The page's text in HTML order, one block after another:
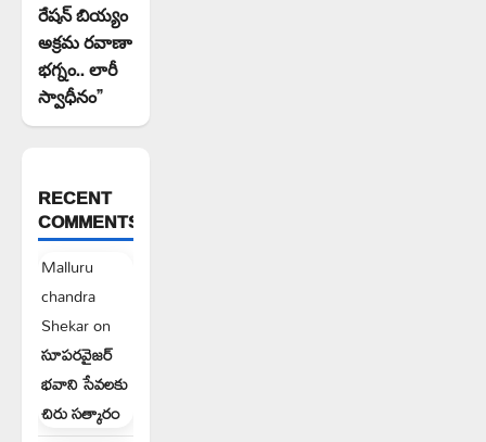
రేషన్ బియ్యం
అక్రమ రవాణా
భగ్నం.. లారీ
స్వాధీనం”
RECENT
COMMENTS
Malluru
chandra
Shekaron
సూపరవైజర్
భవాని సేవలకు
చిరు సత్కారం